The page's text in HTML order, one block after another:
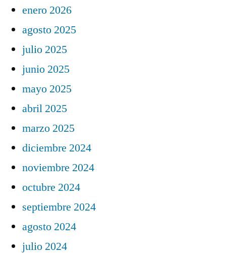
enero 2026
agosto 2025
julio 2025
junio 2025
mayo 2025
abril 2025
marzo 2025
diciembre 2024
noviembre 2024
octubre 2024
septiembre 2024
agosto 2024
julio 2024